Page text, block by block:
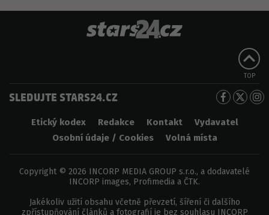
TOP
SLEDUJTE STARS24.CZ
Etický kodex Redakce Kontakt
Vydavatel
Osobní údaje / Cookies
Volná místa
Copyright © 2026 INCORP MEDIA GROUP s.r.o., a dodavatelé
INCORP images, Profimedia a ČTK.
Jakékoliv užití obsahu včetně převzetí, šíření či dalšího
zpřístupňování článků a fotografií je bez souhlasu INCORP